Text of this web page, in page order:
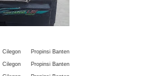
Cilegon Propinsi Banten
Cilegon Propinsi Banten